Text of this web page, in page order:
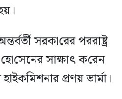
সরকা‌রের পররাষ্ট্র
সাক্ষাৎ ক‌রেন
প্রণয় ভার্মা।